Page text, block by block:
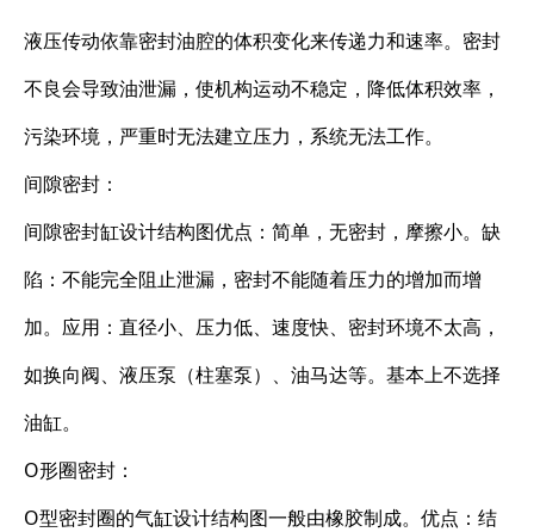
液压传动依靠密封油腔的体积变化来传递力和速率。密封
不良会导致油泄漏，使机构运动不稳定，降低体积效率，
污染环境，严重时无法建立压力，系统无法工作。
间隙密封：
间隙密封缸设计结构图优点：简单，无密封，摩擦小。缺
陷：不能完全阻止泄漏，密封不能随着压力的增加而增
加。应用：直径小、压力低、速度快、密封环境不太高，
如换向阀、液压泵（柱塞泵）、油马达等。基本上不选择
油缸。
O形圈密封：
O型密封圈的气缸设计结构图一般由橡胶制成。优点：结